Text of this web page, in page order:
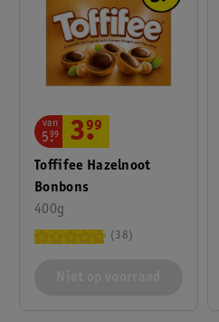
Toffifee Hazelnoot
Bonbons
400g
van
5.
99 3.
99
38